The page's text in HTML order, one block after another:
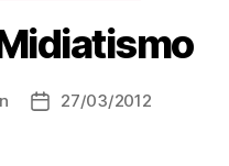
Data27/03/2012